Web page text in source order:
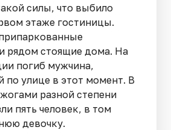
силы, что выбило
этаже гостиницы.
рядом стоящие дома. На
погиб мужчина,
по улице в этот момент. В
разной степени
пять человек, в том
девочку.